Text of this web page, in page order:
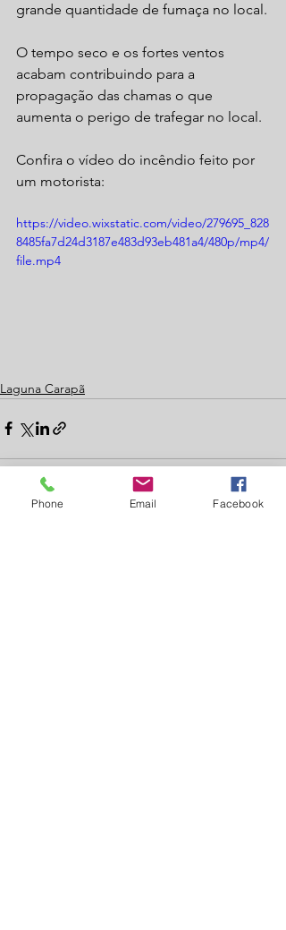
grande quantidade de fumaça no local.
O tempo seco e os fortes ventos
acabam contribuindo para a
propagação das chamas o que
aumenta o perigo de trafegar no local.
Confira o vídeo do incêndio feito por
um motorista:
https://video.wixstatic.com/video/279695_828
8485fa7d24d3187e483d93eb481a4/480p/mp4/
file.mp4
Laguna Carapã
Phone Email Facebook